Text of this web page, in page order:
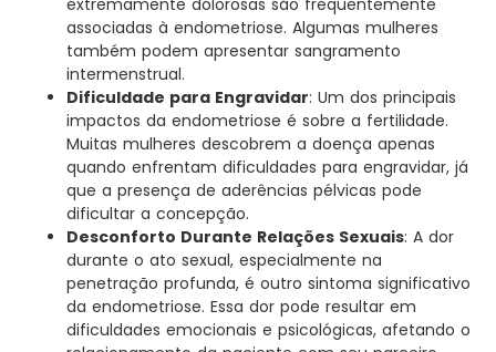
extremamente dolorosas são frequentemente
associadas à endometriose. Algumas mulheres
também podem apresentar sangramento
intermenstrual.
Dificuldade para Engravidar: Um dos principais
impactos da endometriose é sobre a fertilidade.
Muitas mulheres descobrem a doença apenas
quando enfrentam dificuldades para engravidar, já
que a presença de aderências pélvicas pode
dificultar a concepção.
Desconforto Durante Relações Sexuais: A dor
durante o ato sexual, especialmente na
penetração profunda, é outro sintoma significativo
da endometriose. Essa dor pode resultar em
dificuldades emocionais e psicológicas, afetando o